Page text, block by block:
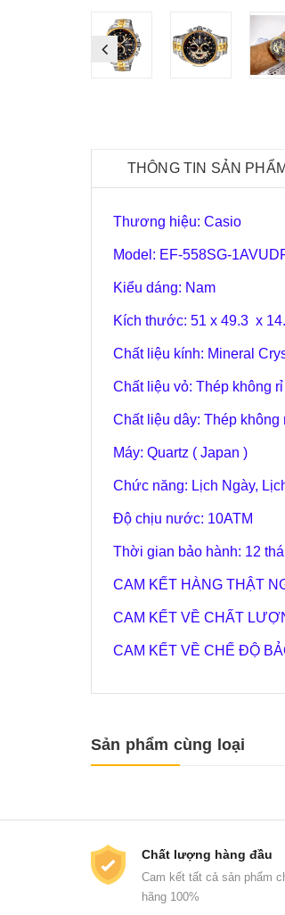
THÔNG TIN SẢN PHẨM
Thương hiệu: Casio
Model: EF-558SG-
Kiểu dáng: Nam
Kích thước: 51 x 49.3 x
Chất liệu kính: Mineral
Chất liệu vỏ: Thép không rỉ
Chất liệu dây: Thép không
Máy: Quartz ( Japan )
Chức năng: Lịch Ngày,
Độ chịu nước: 10ATM
Thời gian bảo hành: 12
CAM KẾT HÀNG THẬT
CAM KẾT VỀ CHẤT
CAM KẾT VỀ CHẾ ĐỘ
Sản phẩm cùng loại
Chất lượng hàng đầu
Cam kết tất cả sản phẩm
hãng 100%